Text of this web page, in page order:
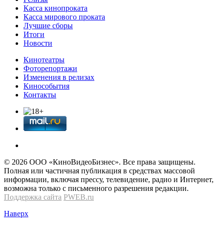
Касса кинопроката
Касса мирового проката
Лучшие сборы
Итоги
Новости
Кинотеатры
Фоторепортажи
Изменения в релизах
Кинособытия
Контакты
© 2026 OOО «КиноВидеоБизнес». Все права защищены.
Полная или частичная публикация в средствах массовой
информации, включая прессу, телевидение, радио и Интернет,
возможна только с письменного разрешения редакции.
Поддержка сайта PWEB.ru
Наверх